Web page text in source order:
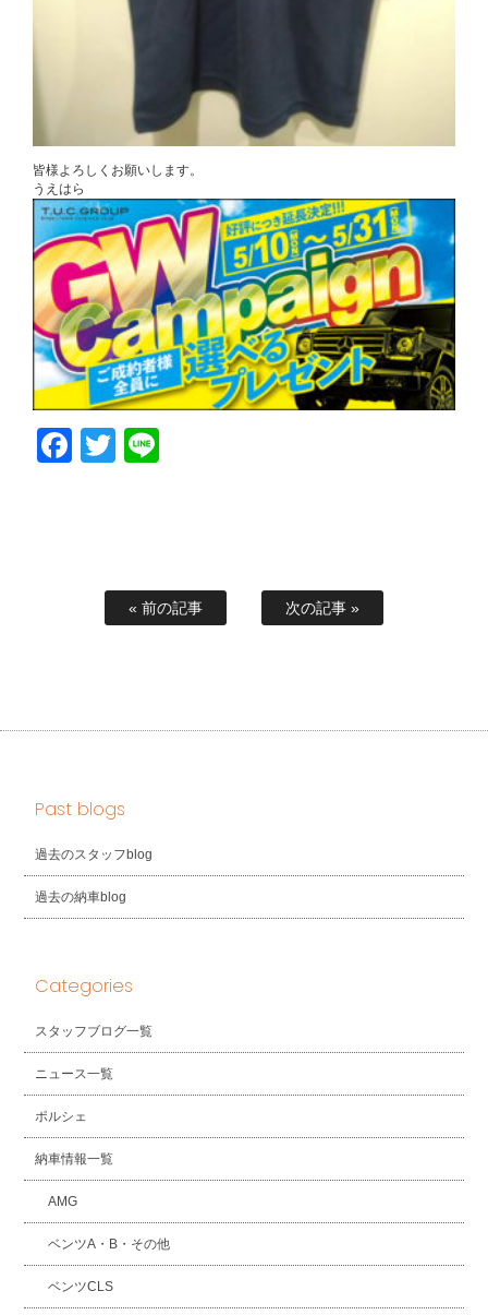
皆様よろしくお願いします。
うえはら
Facebook
Twitter
« 前の記事 次の記事 »
Past blogs
過去のスタッフblog
過去の納車blog
Categories
スタッフブログ一覧
ニュース一覧
ポルシェ
納車情報一覧
AMG
ベンツA・B・その他
ベンツCLS